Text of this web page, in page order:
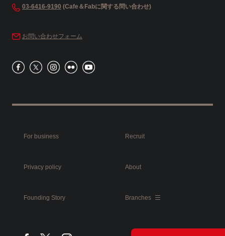
03-6416-9190 (Cafe＆Fabに関する問い合わせ)
お問い合わせフォーム
For business Recruit
Privacy policy About
Founding Story Branches